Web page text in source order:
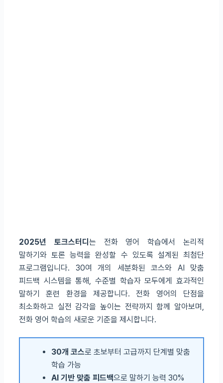
2025년 토크스터디 는 전화 영어 학습에서 논리적
말하기와 토론 능력을 완성할 수 있도록 설계된 최첨단
프로그램입니다. 30여 개의 세분화된 코스와 AI 맞춤
피드백 시스템을 통해, 수준별 학습자 모두에게 효과적인
말하기 훈련 환경을 제공합니다. 전화 영어의 단점을
최소화하고 실전 감각을 높이는 전략까지 함께 알아보며,
전화 영어 학습의 새로운 기준을 제시합니다.
30개 코스로 초보부터 고급까지 단계별 맞춤
학습 가능
AI 기반 맞춤 피드백으로 말하기 능력 30%